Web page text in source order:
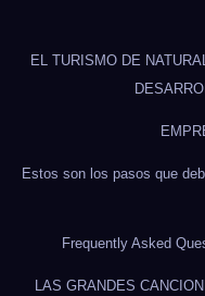
EL TURISMO DE
Estos son los pasos que
Frequently Asked
LAS GRANDES